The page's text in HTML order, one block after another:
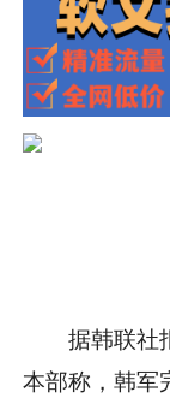
据韩联社
本部称，韩军